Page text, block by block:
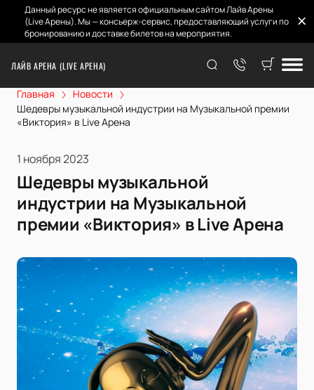
Данный ресурс не является официальным сайтом Лайв Арены
(Live Арены). Мы — консьерж-сервис, предоставляющий услуги по
бронированию и доставке билетов на мероприятия.
ЛАЙВ АРЕНА (LIVE АРЕНА)
Главная
Новости
Шедевры музыкальной индустрии на Музыкальной премии
«Виктория» в Live Арена
1 ноября 2023
Шедевры музыкальной
индустрии на Музыкальной
премии «Виктория» в Live Арена